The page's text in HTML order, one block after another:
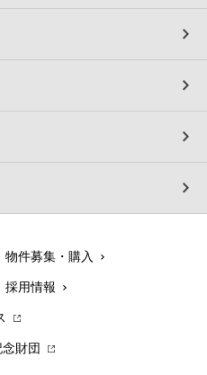
物件募集・購入
採用情報
財団